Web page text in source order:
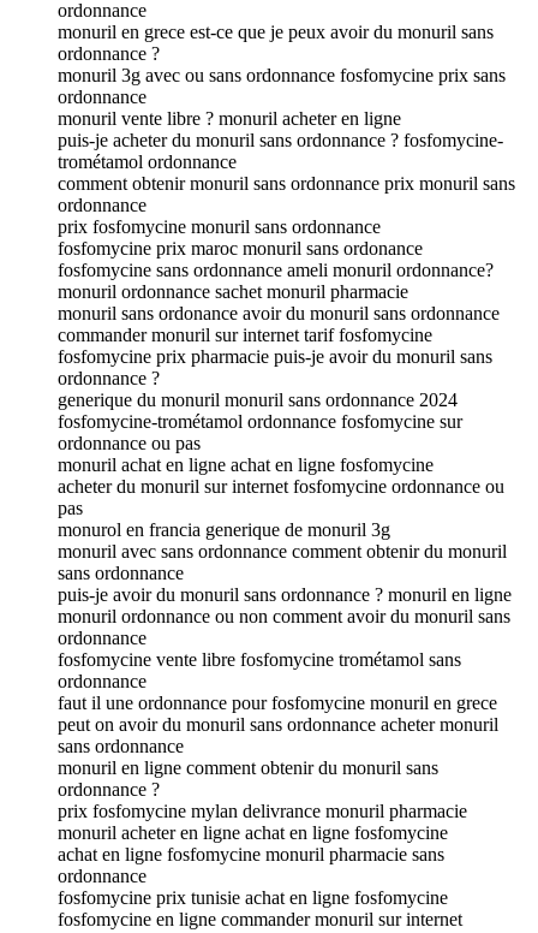
ordonnance
monuril en grece est-ce que je peux avoir du monuril sans
ordonnance ?
monuril 3g avec ou sans ordonnance fosfomycine prix sans
ordonnance
monuril vente libre ? monuril acheter en ligne
puis-je acheter du monuril sans ordonnance ? fosfomycine-
trométamol ordonnance
comment obtenir monuril sans ordonnance prix monuril sans
ordonnance
prix fosfomycine monuril sans ordonnance
fosfomycine prix maroc monuril sans ordonance
fosfomycine sans ordonnance ameli monuril ordonnance?
monuril ordonnance sachet monuril pharmacie
monuril sans ordonance avoir du monuril sans ordonnance
commander monuril sur internet tarif fosfomycine
fosfomycine prix pharmacie puis-je avoir du monuril sans
ordonnance ?
generique du monuril monuril sans ordonnance 2024
fosfomycine-trométamol ordonnance fosfomycine sur
ordonnance ou pas
monuril achat en ligne achat en ligne fosfomycine
acheter du monuril sur internet fosfomycine ordonnance ou
pas
monurol en francia generique de monuril 3g
monuril avec sans ordonnance comment obtenir du monuril
sans ordonnance
puis-je avoir du monuril sans ordonnance ? monuril en ligne
monuril ordonnance ou non comment avoir du monuril sans
ordonnance
fosfomycine vente libre fosfomycine trométamol sans
ordonnance
faut il une ordonnance pour fosfomycine monuril en grece
peut on avoir du monuril sans ordonnance acheter monuril
sans ordonnance
monuril en ligne comment obtenir du monuril sans
ordonnance ?
prix fosfomycine mylan delivrance monuril pharmacie
monuril acheter en ligne achat en ligne fosfomycine
achat en ligne fosfomycine monuril pharmacie sans
ordonnance
fosfomycine prix tunisie achat en ligne fosfomycine
fosfomycine en ligne commander monuril sur internet